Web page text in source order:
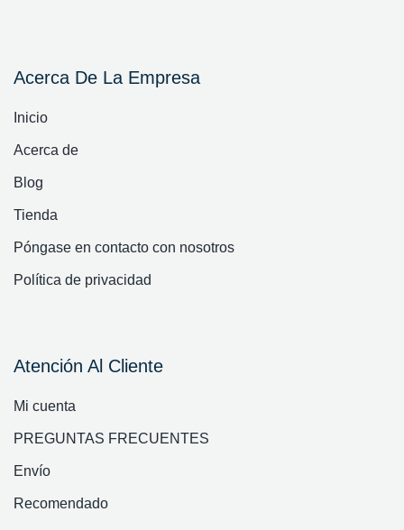
Acerca De La Empresa
Inicio
Acerca de
Blog
Tienda
Póngase en contacto con nosotros
Política de privacidad
Atención Al Cliente
Mi cuenta
PREGUNTAS FRECUENTES
Envío
Recomendado